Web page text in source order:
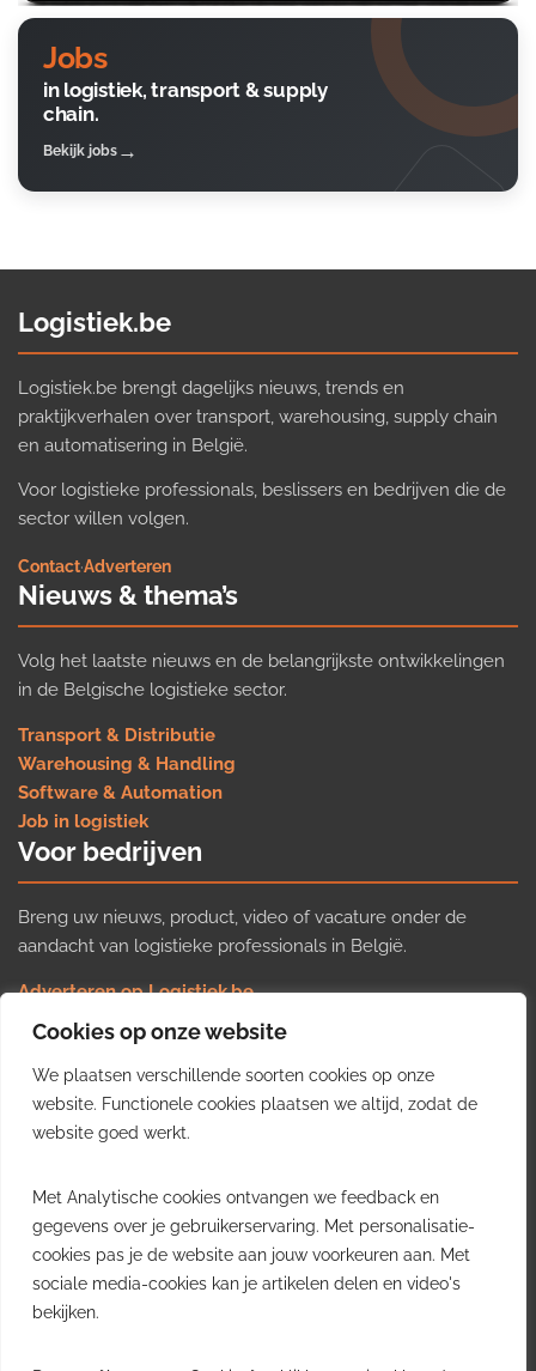
Cookies op onze website
We plaatsen verschillende soorten cookies op onze
website. Functionele cookies plaatsen we altijd, zodat de
website goed werkt.
Met Analytische cookies ontvangen we feedback en
gegevens over je gebruikerservaring. Met personalisatie-
cookies pas je de website aan jouw voorkeuren aan. Met
sociale media-cookies kan je artikelen delen en video's
bekijken.
Jobs
in logistiek, transport & supply
chain.
Bekijk jobs
Logistiek.be
Logistiek.be brengt dagelijks nieuws, trends en
praktijkverhalen over transport, warehousing, supply chain
en automatisering in België.
Voor logistieke professionals, beslissers en bedrijven die de
sector willen volgen.
Contact·Adverteren
Nieuws & thema’s
Volg het laatste nieuws en de belangrijkste ontwikkelingen
in de Belgische logistieke sector.
Transport & Distributie
Warehousing & Handling
Software & Automation
Job in logistiek
Voor bedrijven
Breng uw nieuws, product, video of vacature onder de
aandacht van logistieke professionals in België.
Adverteren op Logistiek.be
Nieuws insturen
Uw video op Logistiek.TV
Job plaatsen
Gratis wekelijkse update
inzichten uit de Belgische logistieke sector in uw inbox.
Ontvang je gratis
wekelijkse update